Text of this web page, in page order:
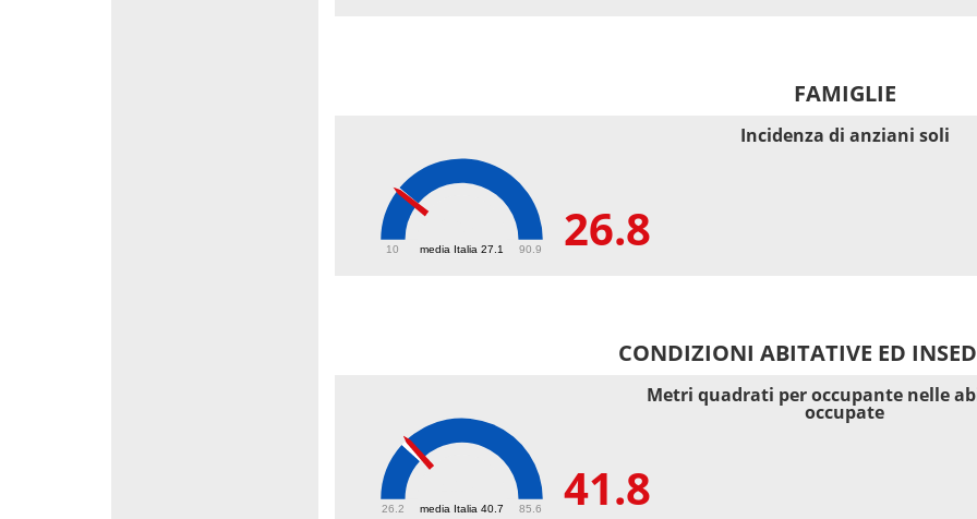
FAMIGLIE
media Italia 27.1
10 90.9 26.8
Incidenza di anziani soli
CONDIZIONI ABITATIVE ED
media Italia 40.7
26.2 85.6 41.8
Metri quadrati per occupante nelle
occupate